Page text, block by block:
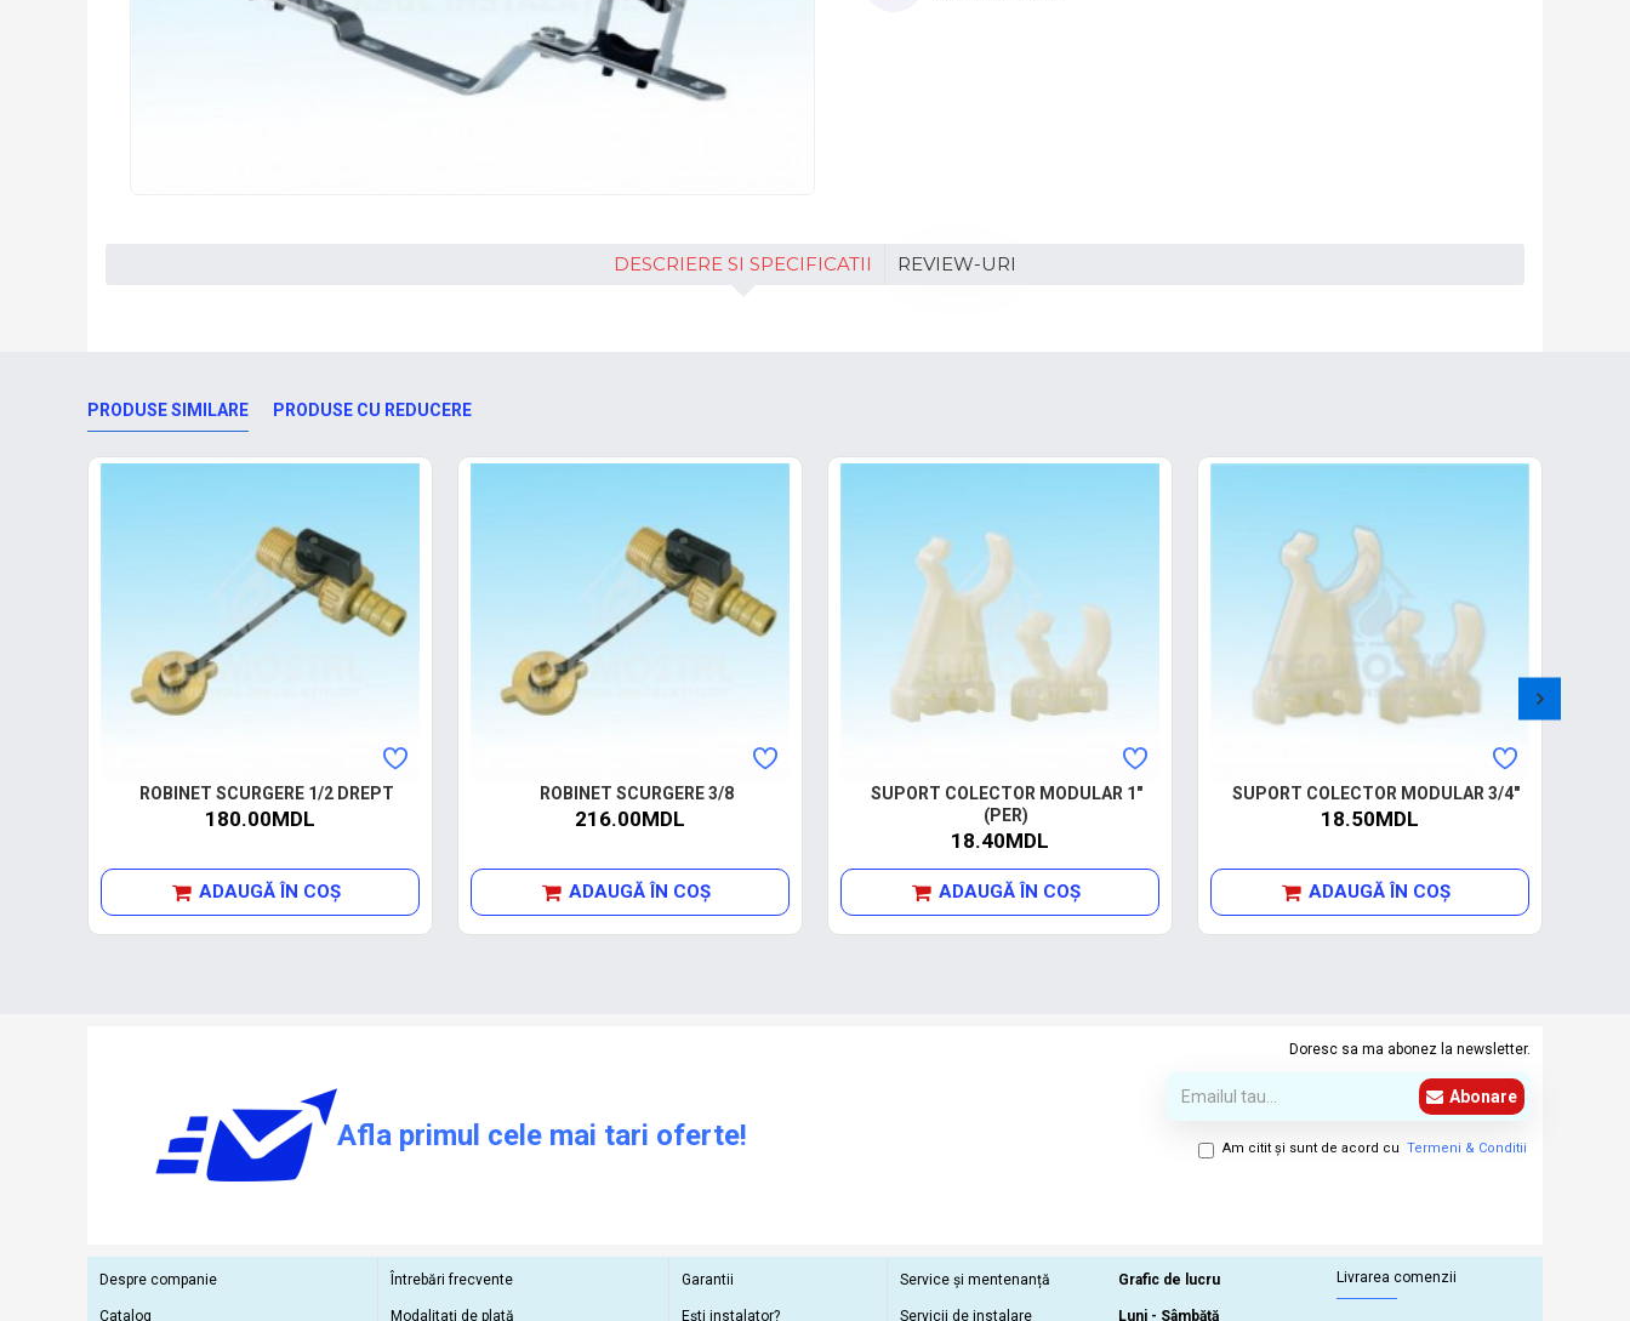
DESCRIERE SI SPECIFICATII REVIEW-URI
PRODUSE SIMILARE PRODUSE CU REDUCERE
ROBINET SCURGERE 1/2 DREPT
180.00MDL
ADAUGĂ ÎN COŞ
ROBINET SCURGERE 3/8
216.00MDL
ADAUGĂ ÎN COŞ
SUPORT COLECTOR MODULAR 1"
(PER)
18.40MDL
ADAUGĂ ÎN COŞ
SUPORT COLECTOR MODULAR 3/4"
18.50MDL
ADAUGĂ ÎN COŞ
Afla primul cele mai tari oferte!
Doresc sa ma abonez la newsletter.
Abonare
Am citit şi sunt de acord cu Termeni & Conditii
Despre companie
Catalog
Întrebări frecvente
Modalitați de plată
Garantii
Ești instalator?
Service și mentenanță
Servicii de instalare
Grafic de lucru
Luni - Sâmbătă
Livrarea comenzii